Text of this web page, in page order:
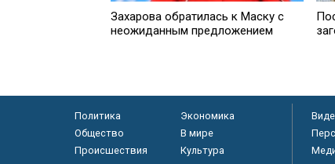
Захарова обратилась к Маску с
неожиданным предложением
Политика
Экономика
Общество
В мире
Происшествия
Культура